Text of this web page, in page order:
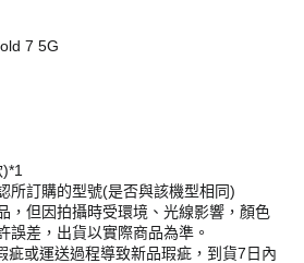
7 5G
所訂購的型號(是否與該機型相同)
，但因拍攝時受環境、光線影響，顏色
誤差，出貨以實際商品為準。
疵或運送過程導致新品瑕疵，到貨7日內